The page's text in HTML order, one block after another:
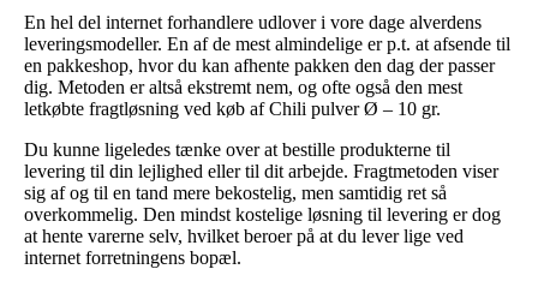
En hel del internet forhandlere udlover i vore dage alverdens
leveringsmodeller. En af de mest almindelige er p.t. at afsende til
en pakkeshop, hvor du kan afhente pakken den dag der passer
dig. Metoden er altså ekstremt nem, og ofte også den mest
letkøbte fragtløsning ved køb af Chili pulver Ø – 10 gr.
Du kunne ligeledes tænke over at bestille produkterne til
levering til din lejlighed eller til dit arbejde. Fragtmetoden viser
sig af og til en tand mere bekostelig, men samtidig ret så
overkommelig. Den mindst kostelige løsning til levering er dog
at hente varerne selv, hvilket beroer på at du lever lige ved
internet forretningens bopæl.